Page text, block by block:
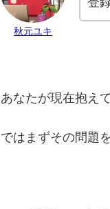
秋元ユキ
あなたが現在抱え
ではまずその問題